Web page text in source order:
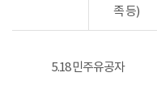
족 등)
5.18 민주유공자